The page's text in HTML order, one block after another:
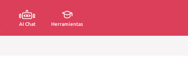
AI Chat Herramientas